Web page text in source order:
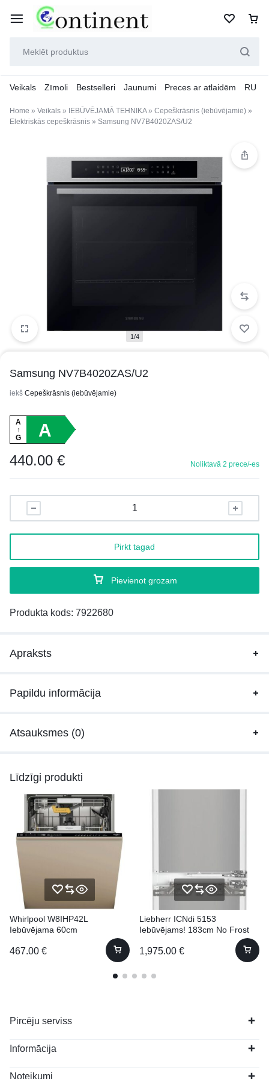
Veikals Zīmoli Bestselleri Jaunumi Preces ar atlaidēm RU
Home » Veikals » IEBŪVĒJAMĀ TEHNIKA» Cepeškrāsnis (iebūvējamie) »
Elektriskās cepeškrāsnis » Samsung NV7B4020ZAS/U2
1/4
Samsung NV7B4020ZAS/U2
iekš Cepeškrāsnis (iebūvējamie)
A
↑
G
A
440.00 € Noliktavā 2 prece/-es
Pievienot grozam
Pirkt tagad
Produkta kods: 7922680
Apraksts
Papildu informācija
Atsauksmes (0)
Līdzīgi produkti
Whirlpool W8IHP42L
Iebūvējama 60cm
467.00 €
Liebherr ICNdi 5153
Iebūvējams! 183cm No Frost
1,975.00 €
Pircēju serviss
Informācija
Noteikumi